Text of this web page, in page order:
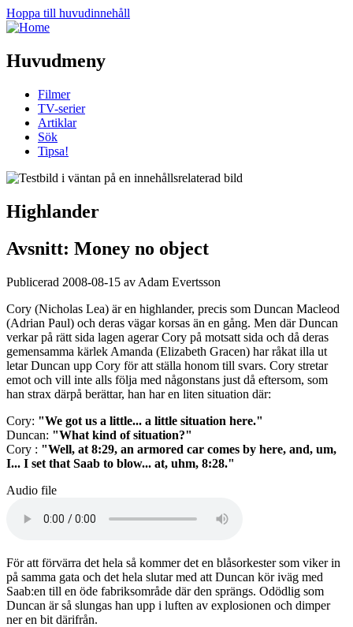
Hoppa till huvudinnehåll
Huvudmeny
Filmer
TV-serier
Artiklar
Sök
Tipsa!
Highlander
Avsnitt: Money no object
Publicerad 2008-08-15 av Adam Evertsson
Cory (Nicholas Lea) är en highlander, precis som Duncan Macleod
(Adrian Paul) och deras vägar korsas än en gång. Men där Duncan
verkar på rätt sida lagen agerar Cory på motsatt sida och då deras
gemensamma kärlek Amanda (Elizabeth Gracen) har råkat illa ut
letar Duncan upp Cory för att ställa honom till svars. Cory stretar
emot och vill inte alls följa med någonstans just då eftersom, som
han strax därpå berättar, han har en liten situation där:
Cory: "We got us a little... a little situation here."
Duncan: "What kind of situation?"
Cory : "Well, at 8:29, an armored car comes by here, and, um,
I... I set that Saab to blow... at, uhm, 8:28."
Audio file
För att förvärra det hela så kommer det en blåsorkester som viker in
på samma gata och det hela slutar med att Duncan kör iväg med
Saab:en till en öde fabriksområde där den sprängs. Odödlig som
Duncan är så slungas han upp i luften av explosionen och dimper
ner en bit därifrån.